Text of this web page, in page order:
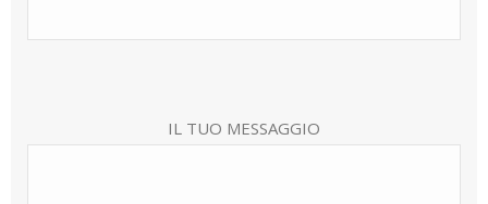
IL TUO MESSAGGIO